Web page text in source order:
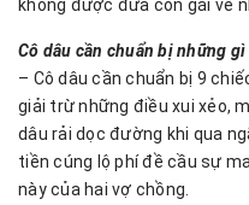
không được đưa con gái về
Cô dâu cần chuẩn bị những
– Cô dâu cần chuẩn bị 9
giải trừ những điều xui xẻo,
dâu rải dọc đường khi qua
tiền cúng lộ phí đề cầu sự
này của hai vợ chồng.